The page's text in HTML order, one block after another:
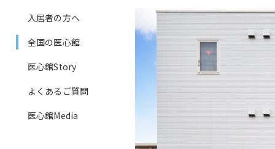
ホスピス事業
入居者の方へ
ご提供可能な専門ケア
基本的な設備、食事
ご入居までの流れ
費用
訪問看護医療ＤＸ情報活用
全国の医心館
医心館Story
よくあるご質問
医心館Media